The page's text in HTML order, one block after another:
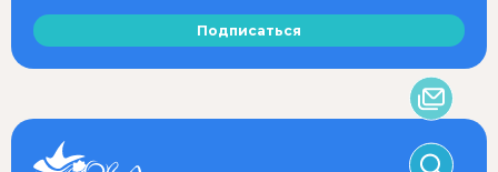
Подписаться